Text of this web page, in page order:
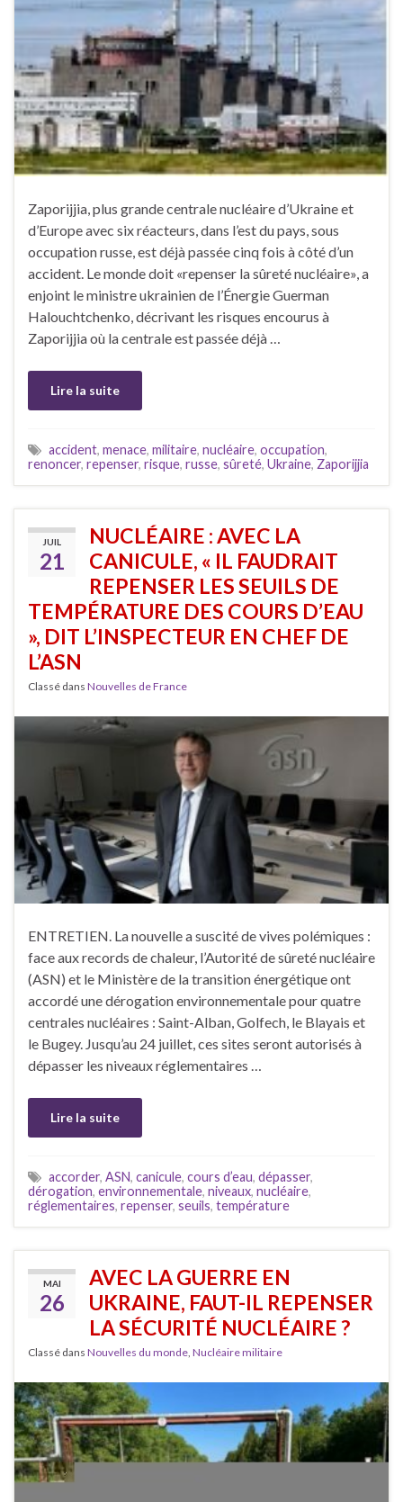
Zaporijjia, plus grande centrale nucléaire d’Ukraine et
d’Europe avec six réacteurs, dans l’est du pays, sous
occupation russe, est déjà passée cinq fois à côté d’un
accident. Le monde doit «repenser la sûreté nucléaire», a
enjoint le ministre ukrainien de l’Énergie Guerman
Halouchtchenko, décrivant les risques encourus à
Zaporijjia où la centrale est passée déjà …
Lire la suite
accident, menace, militaire, nucléaire, occupation,
renoncer, repenser, risque, russe, sûreté, Ukraine, Zaporijjia
JUIL
21
NUCLÉAIRE : AVEC LA
CANICULE, « IL FAUDRAIT
REPENSER LES SEUILS DE
TEMPÉRATURE DES COURS D’EAU
», DIT L’INSPECTEUR EN CHEF DE
L’ASN
Classé dans Nouvelles de France
ENTRETIEN. La nouvelle a suscité de vives polémiques :
face aux records de chaleur, l’Autorité de sûreté nucléaire
(ASN) et le Ministère de la transition énergétique ont
accordé une dérogation environnementale pour quatre
centrales nucléaires : Saint-Alban, Golfech, le Blayais et
le Bugey. Jusqu’au 24 juillet, ces sites seront autorisés à
dépasser les niveaux réglementaires …
Lire la suite
accorder, ASN, canicule, cours d’eau, dépasser,
dérogation, environnementale, niveaux, nucléaire,
réglementaires, repenser, seuils, température
MAI
26
AVEC LA GUERRE EN
UKRAINE, FAUT-IL REPENSER
LA SÉCURITÉ NUCLÉAIRE ?
Classé dans Nouvelles du monde, Nucléaire militaire